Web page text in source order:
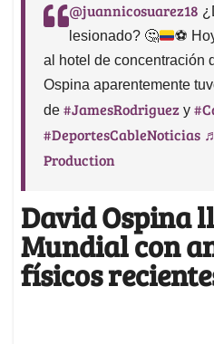
@juannicosuarez18
lesionado? 🤔 ⚽️
al hotel de concentración
Ospina aparentemente
de #JamesRodriguez y
#DeportesCableNoticias
Production
David Ospina
Mundial con
físicos